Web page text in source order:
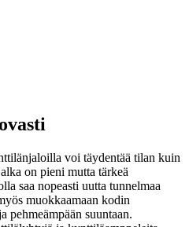
voi täydentää tilan kuin
on pieni mutta tärkeä
saa nopeasti uutta tunnelmaa
muokkaamaan kodin
pehmeämpään suuntaan.